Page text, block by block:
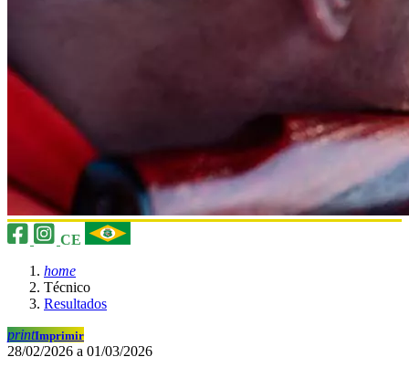
CE
home
Técnico
Resultados
printImprimir
28/02/2026 a 01/03/2026